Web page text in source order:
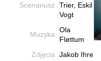
Scenariusz
Trier, Eskil
Vogt
Muzyka
Ola
Fløttum
Zdjęcia
Jakob Ihre